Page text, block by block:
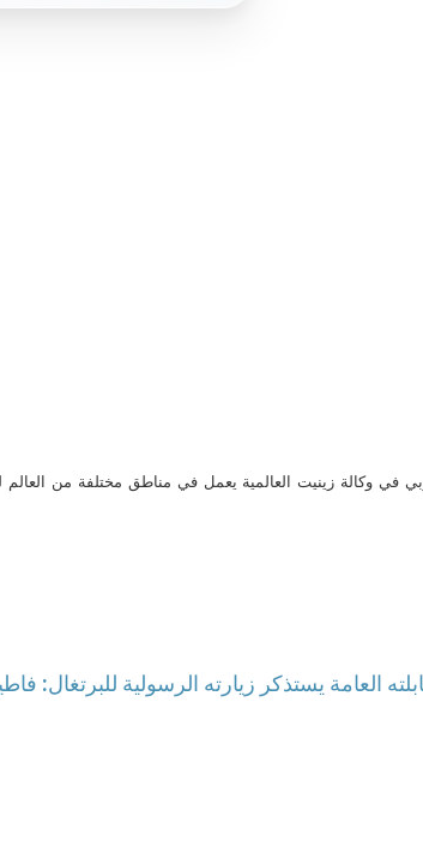
في وكالة زينيت العالمية يعمل في مناطق مختلفة من
العامة يستذكر زيارته الرسولية للبرتغال: